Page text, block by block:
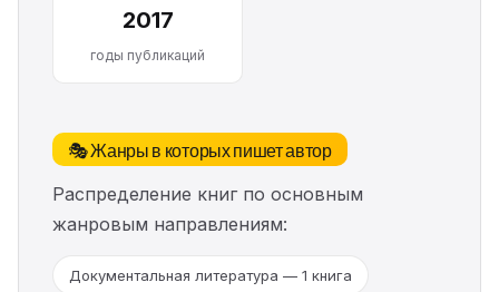
2017
годы публикаций
🎭 Жанры в которых пишет автор
Распределение книг по основным
жанровым направлениям:
Документальная литература — 1 книга